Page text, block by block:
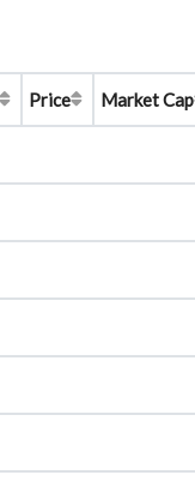
Price Market Cap